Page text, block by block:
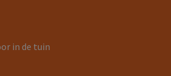
in de tuin